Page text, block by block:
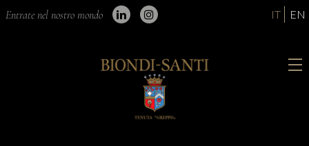
Entrate nel nostro mondo IT EN